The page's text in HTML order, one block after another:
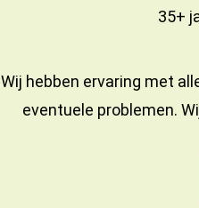
35+
Wij hebben ervaring met
eventuele problemen.